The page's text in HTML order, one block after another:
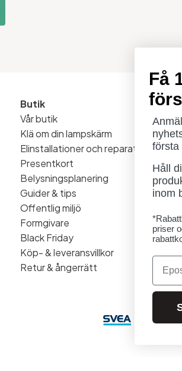
Butik
Vår butik
Klä om din lampskärm
Elinstallationer och reparationer
Presentkort
Belysningsplanering
Guider & tips
Offentlig miljö
Formgivare
Black Friday
Köp- & leveransvillkor
Retur & ångerrätt
Få
första
Håll
inom
priser
Email